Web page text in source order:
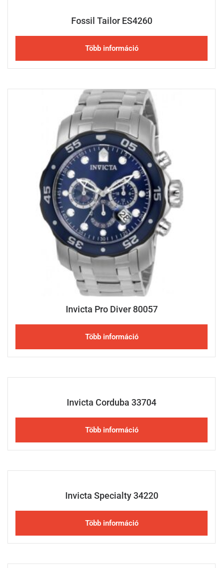
Fossil Tailor ES4260
Több információ
Invicta Pro Diver 80057
Több információ
Invicta Corduba 33704
Több információ
Invicta Specialty 34220
Több információ